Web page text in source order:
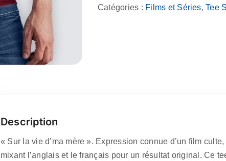
Homme
Catégories : Films et Séries,Tee
Description
« Sur la vie d’ma mère ». Expression connue d’un film
mixant l’anglais et le français pour un résultat original. Ce